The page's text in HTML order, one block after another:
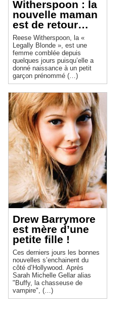
Witherspoon : la
nouvelle maman
est de retour…
Reese Witherspoon, la «
Legally Blonde », est une
femme comblée depuis
quelques jours puisqu’elle a
donné naissance à un petit
garçon prénommé (…)
Drew Barrymore
est mère d’une
petite fille !
Ces derniers jours les bonnes
nouvelles s’enchainent du
côté d’Hollywood. Après
Sarah Michelle Gellar alias
"Buffy, la chasseuse de
vampire", (…)